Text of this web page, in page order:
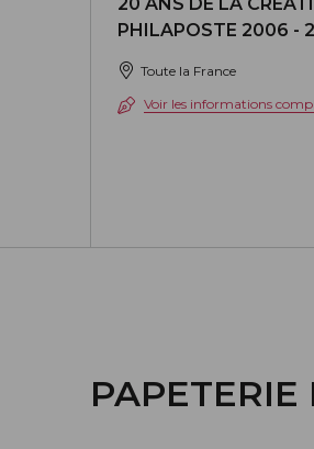
PHILAPOSTE 2006 -
Toute la France
Voir les informations
PAPETERIE